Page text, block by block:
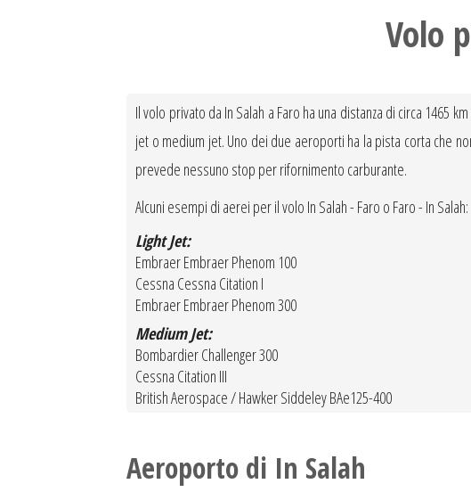
Volo
Il volo privato da In Salah a Faro ha una distanza di circa 1465
jet o medium jet. Uno dei due aeroporti ha la pista corta che
prevede nessuno stop per rifornimento carburante.
Alcuni esempi di aerei per il volo In Salah - Faro o Faro - In Salah:
Light Jet:
Embraer Embraer Phenom 100
Cessna Cessna Citation I
Embraer Embraer Phenom 300
Medium Jet:
Bombardier Challenger 300
Cessna Citation III
British Aerospace / Hawker Siddeley BAe125-400
Aeroporto di In Salah